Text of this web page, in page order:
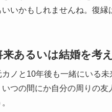
いかもしれませんね。復
あるいは結婚を考
ノと10年後も一緒にいる
つの間にか自分の周りの